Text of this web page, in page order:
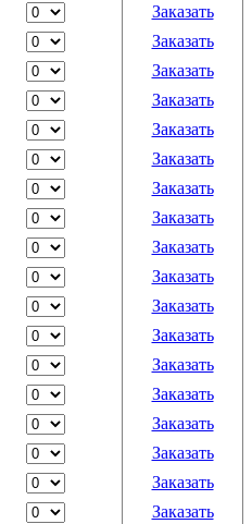
Заказать
Заказать
Заказать
Заказать
Заказать
Заказать
Заказать
Заказать
Заказать
Заказать
Заказать
Заказать
Заказать
Заказать
Заказать
Заказать
Заказать
Заказать